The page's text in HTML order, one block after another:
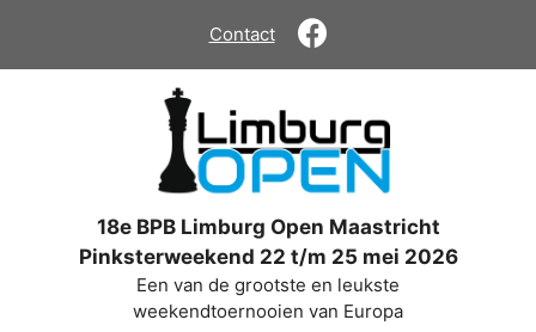
de
Contact
18e BPB Limburg Open Maastricht
Pinksterweekend 22 t/m 25 mei 2026
Een van de grootste en leukste
weekendtoernooien van Europa